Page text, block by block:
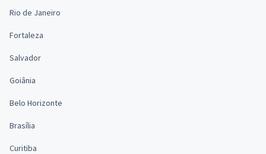
Rio de Janeiro
Fortaleza
Salvador
Goiânia
Belo Horizonte
Brasília
Curitiba